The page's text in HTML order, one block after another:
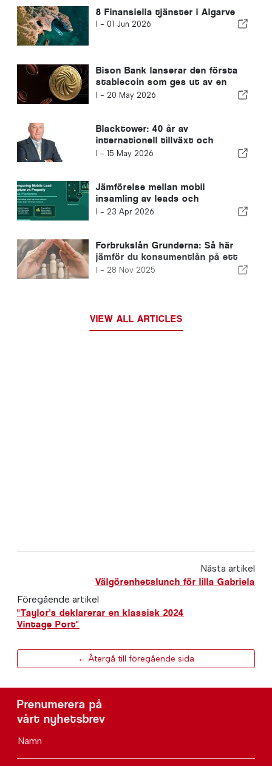
8 Finansiella tjänster i Algarve
I - 01 Jun 2026
Bison Bank lanserar den första
stablecoin som ges ut av en
portugisisk bank och
I - 20 May 2026
Blacktower: 40 år av
internationell tillväxt och
möjligheten för rådgivare att
I - 15 May 2026
Jämförelse mellan mobil
insamling av leads och
plattformar för fastighetsdata
I - 23 Apr 2026
Forbrukslån Grunderna: Så här
jämför du konsumentlån på ett
smart sätt
I - 28 Nov 2025
VIEW ALL ARTICLES
Nästa artikel
Välgörenhetslunch för lilla Gabriela
Föregående artikel
"Taylor's deklarerar en klassisk 2024
Vintage Port"
← Återgå till föregående sida
Prenumerera på
vårt nyhetsbrev
Namn